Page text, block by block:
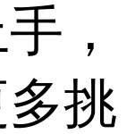
，
挑